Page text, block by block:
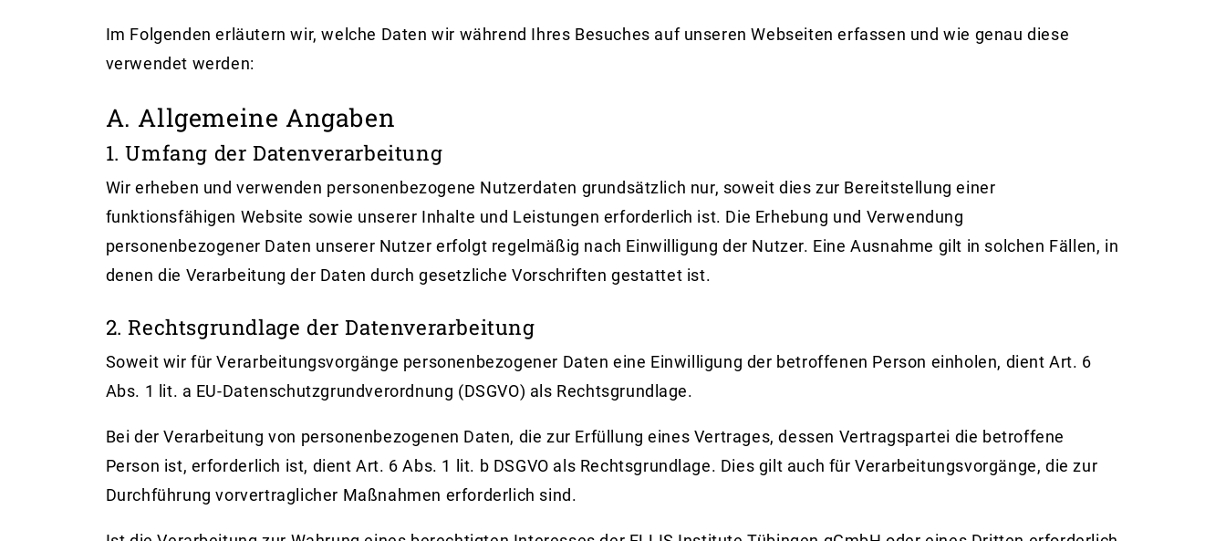
Im Folgenden erläutern wir, welche Daten wir während Ihres Besuches auf unseren Webseiten erfassen und wie genau diese
verwendet werden:
A. Allgemeine Angaben
1. Umfang der Datenverarbeitung
Wir erheben und verwenden personenbezogene Nutzerdaten grundsätzlich nur, soweit dies zur Bereitstellung einer
funktionsfähigen Website sowie unserer Inhalte und Leistungen erforderlich ist. Die Erhebung und Verwendung
personenbezogener Daten unserer Nutzer erfolgt regelmäßig nach Einwilligung der Nutzer. Eine Ausnahme gilt in solchen Fällen, in
denen die Verarbeitung der Daten durch gesetzliche Vorschriften gestattet ist.
2. Rechtsgrundlage der Datenverarbeitung
Soweit wir für Verarbeitungsvorgänge personenbezogener Daten eine Einwilligung der betroffenen Person einholen, dient Art. 6
Abs. 1 lit. a EU-Datenschutzgrundverordnung (DSGVO) als Rechtsgrundlage.
Bei der Verarbeitung von personenbezogenen Daten, die zur Erfüllung eines Vertrages, dessen Vertragspartei die betroffene
Person ist, erforderlich ist, dient Art. 6 Abs. 1 lit. b DSGVO als Rechtsgrundlage. Dies gilt auch für Verarbeitungsvorgänge, die zur
Durchführung vorvertraglicher Maßnahmen erforderlich sind.